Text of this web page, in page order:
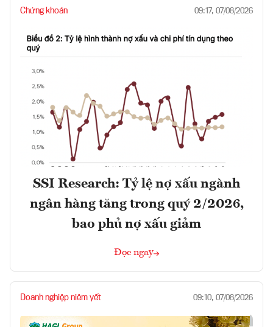
Chứng khoán 09:17, 07/08/2026
SSI Research: Tỷ lệ nợ xấu ngành
ngân hàng tăng trong quý 2/2026,
bao phủ nợ xấu giảm
Đọc ngay
Doanh nghiệp niêm yết 09:10, 07/08/2026